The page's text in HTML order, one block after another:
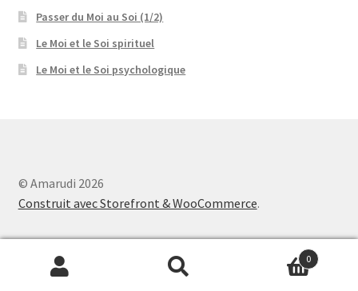
Passer du Moi au Soi (1/2)
Le Moi et le Soi spirituel
Le Moi et le Soi psychologique
© Amarudi 2026
Construit avec Storefront & WooCommerce.
Recherche
Recherche
0